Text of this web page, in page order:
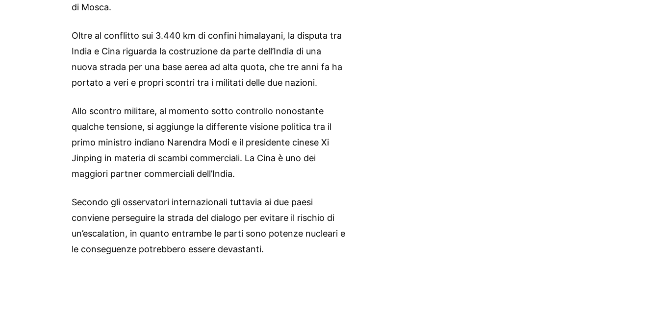
di Mosca.
Oltre al conflitto sui 3.440 km di confini himalayani, la disputa tra
India e Cina riguarda la costruzione da parte dell’India di una
nuova strada per una base aerea ad alta quota, che tre anni fa ha
portato a veri e propri scontri tra i militati delle due nazioni.
Allo scontro militare, al momento sotto controllo nonostante
qualche tensione, si aggiunge la differente visione politica tra il
primo ministro indiano Narendra Modi e il presidente cinese Xi
Jinping in materia di scambi commerciali. La Cina è uno dei
maggiori partner commerciali dell’India.
Secondo gli osservatori internazionali tuttavia ai due paesi
conviene perseguire la strada del dialogo per evitare il rischio di
un’escalation, in quanto entrambe le parti sono potenze nucleari e
le conseguenze potrebbero essere devastanti.